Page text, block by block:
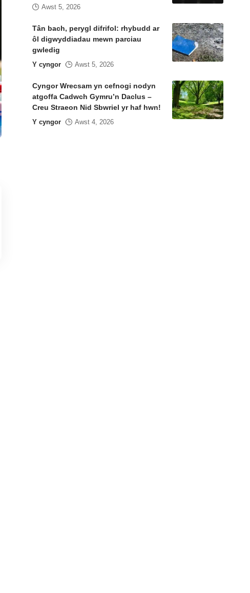
Awst 5, 2026
Tân bach, perygl difrifol: rhybudd ar
ôl digwyddiadau mewn parciau
gwledig
Y cyngor Awst 5, 2026
Cyngor Wrecsam yn cefnogi nodyn
atgoffa Cadwch Gymru’n Daclus –
Creu Straeon Nid Sbwriel yr haf hwn!
Y cyngor Awst 4, 2026